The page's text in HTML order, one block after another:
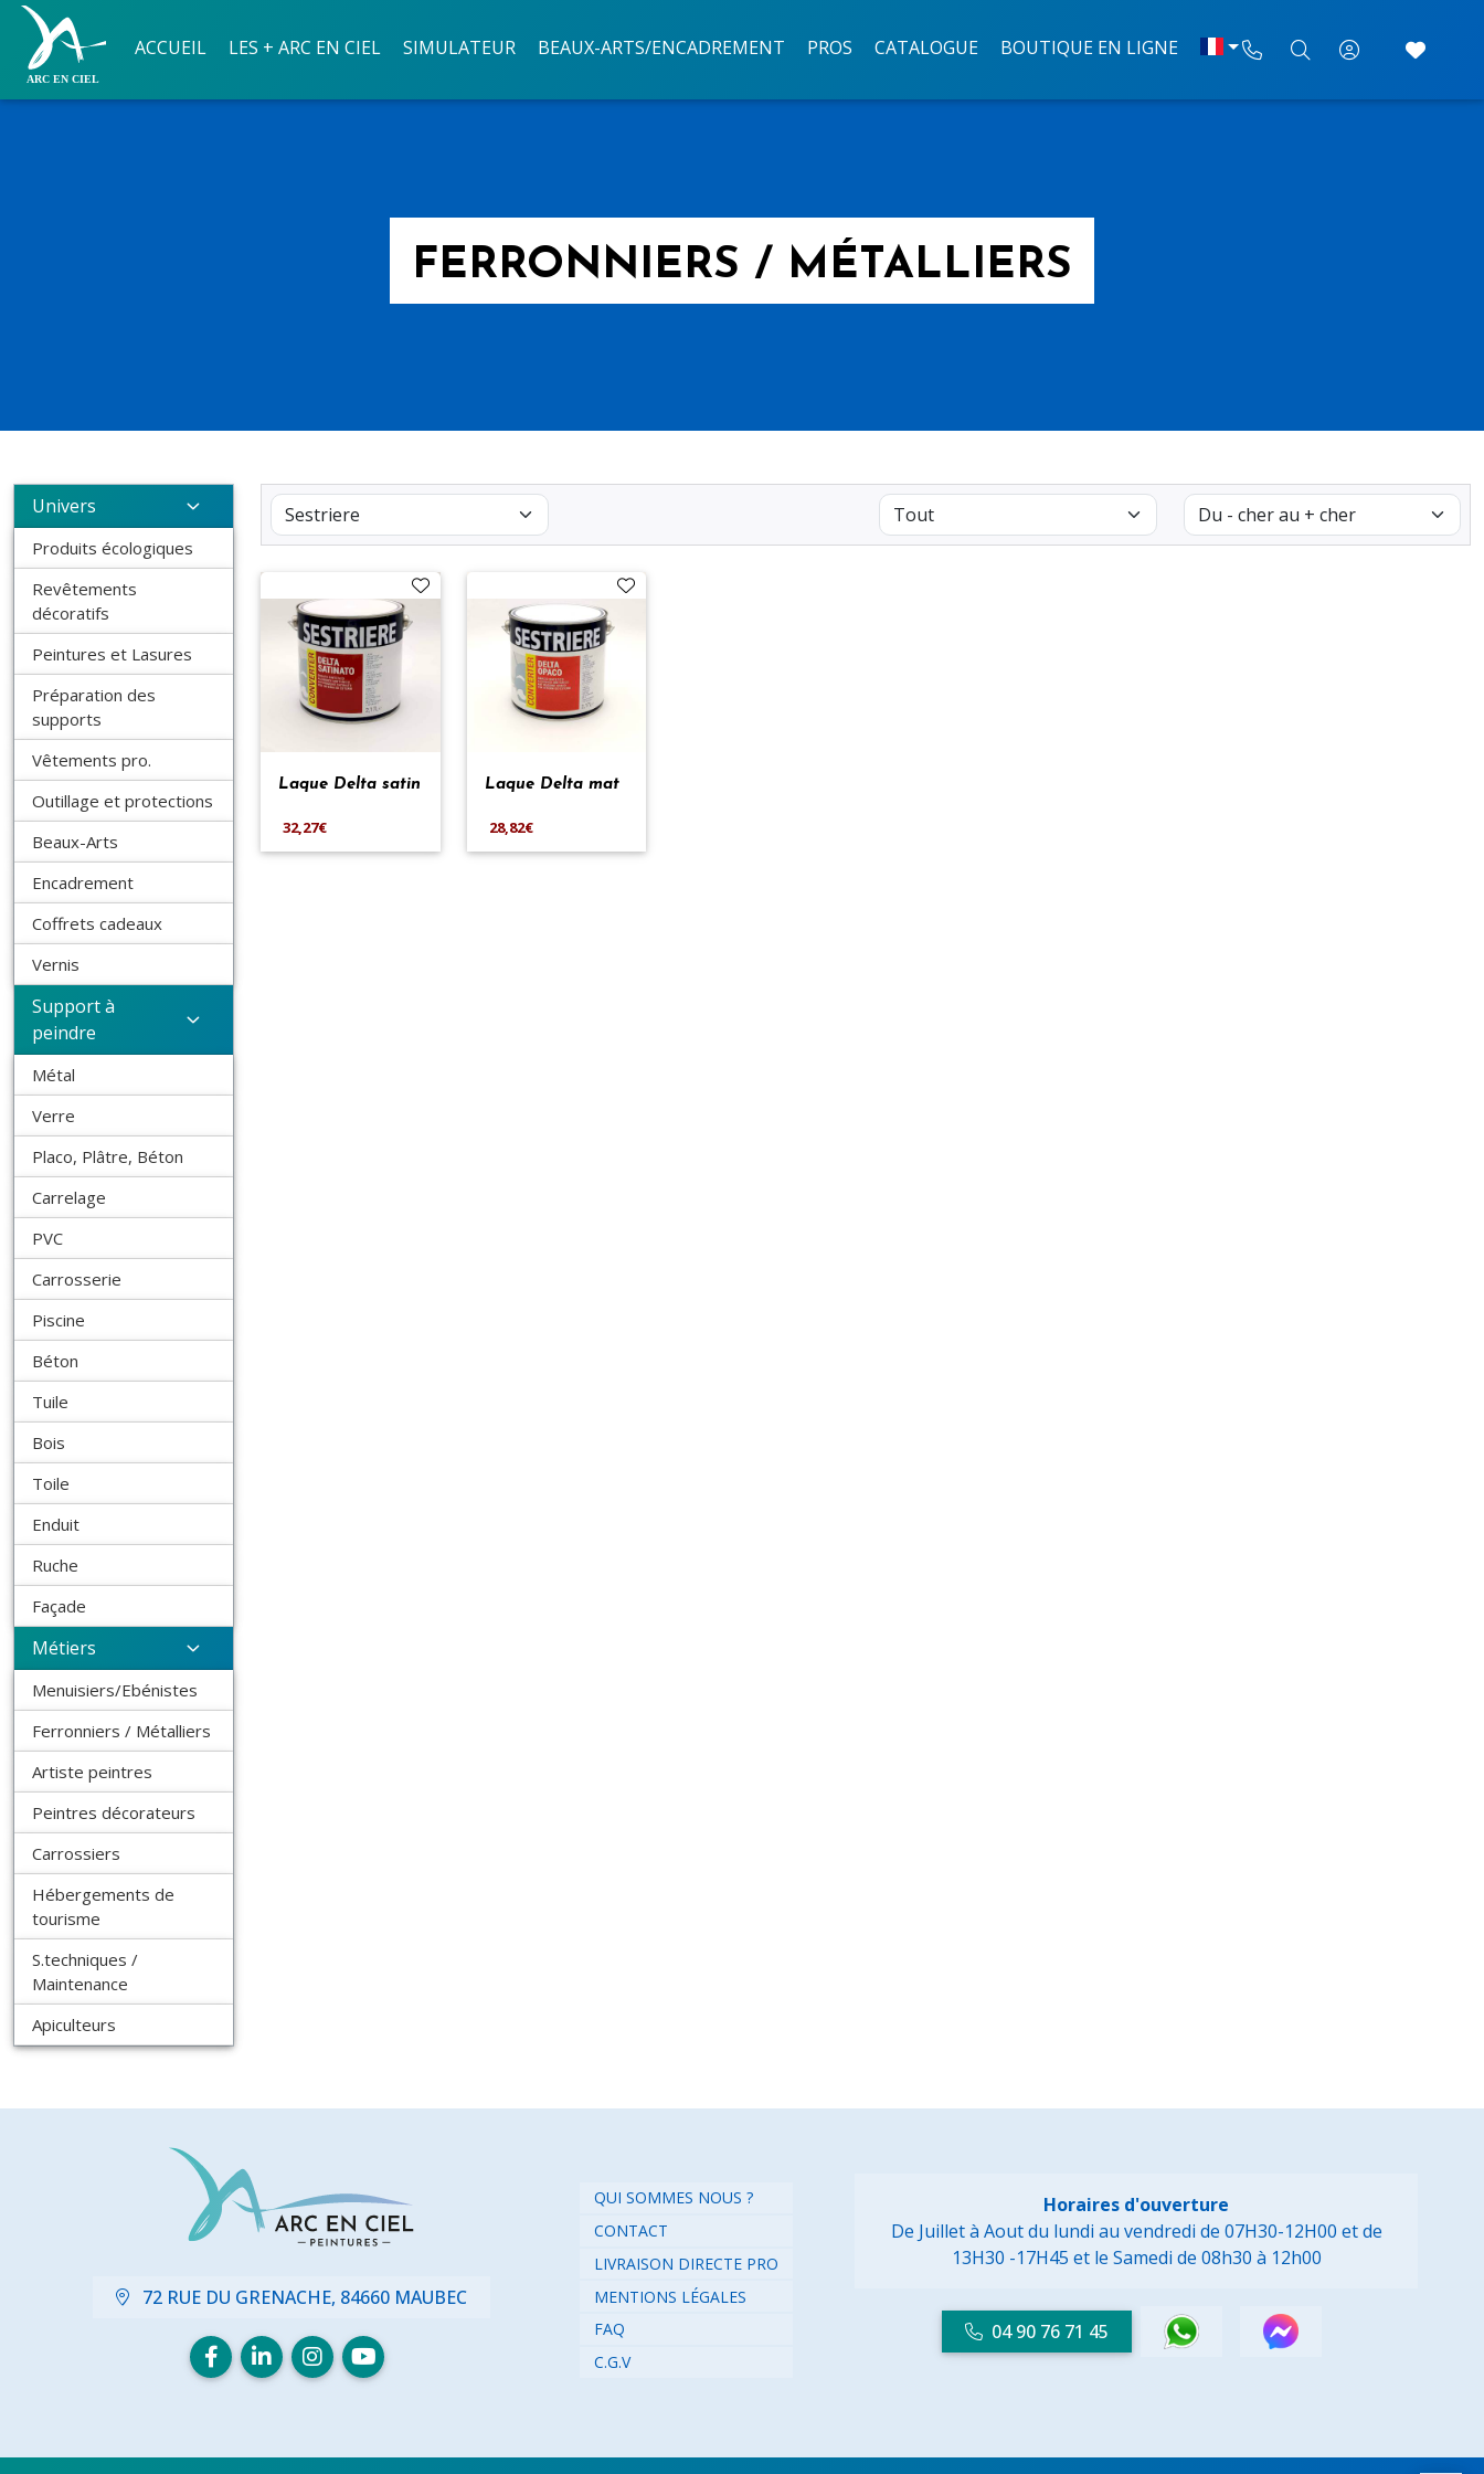
ACCUEIL LES + ARC EN CIEL SIMULATEUR BEAUX-ARTS/ENCADREMENT PROS CATALOGUE BOUTIQUE EN LIGNE
FERRONNIERS / MÉTALLIERS
Univers
Produits écologiques
Revêtements
décoratifs
Peintures et Lasures
Préparation des
supports
Vêtements pro.
Outillage et protections
Beaux-Arts
Encadrement
Coffrets cadeaux
Vernis
Support à
peindre
Métal
Verre
Placo, Plâtre, Béton
Carrelage
PVC
Carrosserie
Piscine
Béton
Tuile
Bois
Toile
Enduit
Ruche
Façade
Métiers
Menuisiers/Ebénistes
Ferronniers / Métalliers
Artiste peintres
Peintres décorateurs
Carrossiers
Hébergements de
tourisme
S.techniques /
Maintenance
Apiculteurs
Laque Delta satin
32,27€
Laque Delta mat
28,82€
72 RUE DU GRENACHE, 84660 MAUBEC
QUI SOMMES NOUS ?
CONTACT
LIVRAISON DIRECTE PRO
MENTIONS LÉGALES
FAQ
C.G.V
Horaires d'ouverture
De Juillet à Aout du lundi au vendredi de 07H30-12H00 et de
13H30 -17H45 et le Samedi de 08h30 à 12h00
04 90 76 71 45